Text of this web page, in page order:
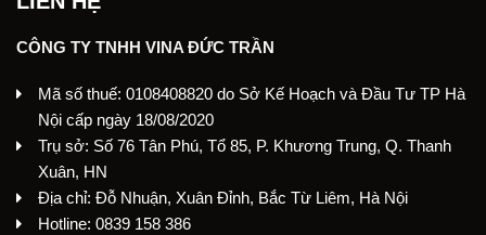
CÔNG TY TNHH VINA ĐỨC TRẦN
Mã số thuế: 0108408820 do Sở Kế Hoạch và Đầu Tư TP Hà
Nội cấp ngày 18/08/2020
Trụ sở: Số 76 Tân Phú, Tổ 85, P. Khương Trung, Q. Thanh
Xuân, HN
Địa chỉ: Đỗ Nhuận, Xuân Đỉnh, Bắc Từ Liêm, Hà Nội
Hotline: 0839 158 386